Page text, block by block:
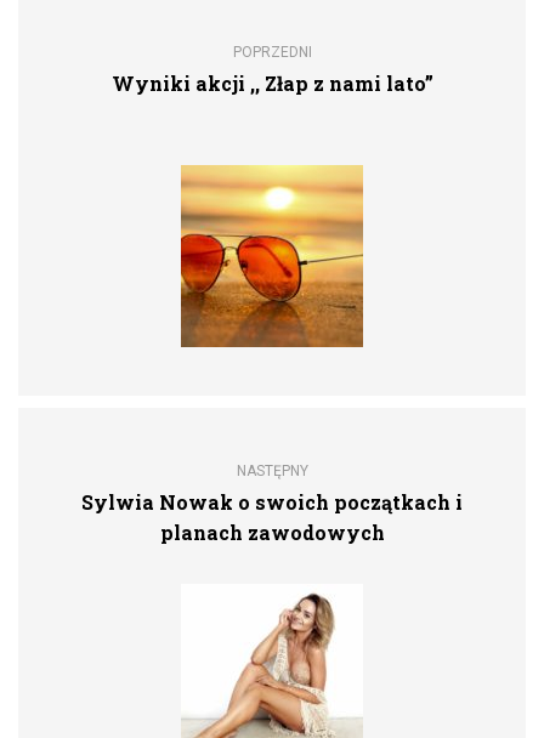
POPRZEDNI
Wyniki akcji ,, Złap z nami lato”
NASTĘPNY
Sylwia Nowak o swoich początkach i
planach zawodowych